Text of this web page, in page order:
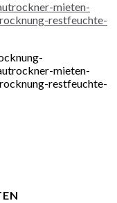
mieten-
restfeuchte-